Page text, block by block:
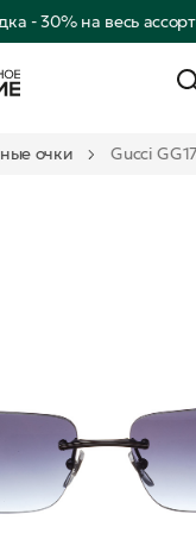
- 30% на весь
очки Gucci